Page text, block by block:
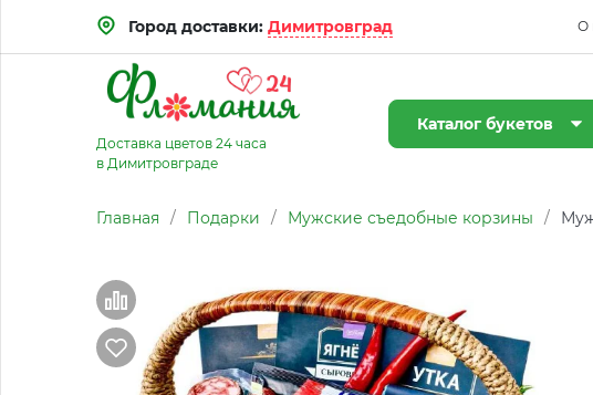
Город доставки: Димитровград О
Доставка цветов 24 часа
в Димитровграде
Каталог букетов
Главная / Подарки / Мужские съедобные корзины /